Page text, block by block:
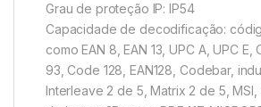
Grau de proteção IP: IP54
Capacidade de decodificação:
como EAN 8, EAN 13, UPC A, UPC
93, Code 128, EAN128, Codebar,
Interleave 2 de 5, Matrix 2 de 5,